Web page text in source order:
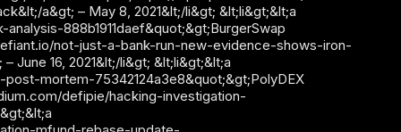
a&gt; – May 8, 2021&lt;/li&gt; &lt;li&gt;&lt;a
888b1911daef&quot;&gt;BurgerSwap
not-just-a-bank-run-new-evidence-shows-iron-
16, 2021&lt;/li&gt; &lt;li&gt;&lt;a
mortem-75342124a3e8&quot;&gt;PolyDEX
defipie/hacking-investigation-